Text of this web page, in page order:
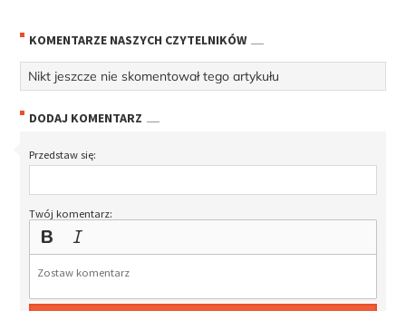
KOMENTARZE NASZYCH CZYTELNIKÓW
Nikt jeszcze nie skomentował tego artykułu
DODAJ KOMENTARZ
Przedstaw się:
Twój komentarz: